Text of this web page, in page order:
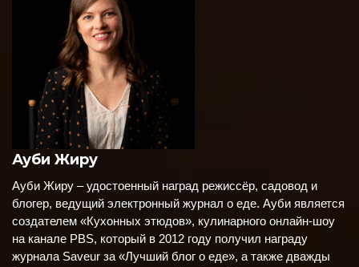
Ауби Жиру
Ауби Жиру – удостоенный наград режиссёр, садовод и
блогер, ведущий электронный журнал о еде. Ауби является
создателем «Кухонных этюдов», кулинарного онлайн-шоу
на канале PBS, который в 2012 году получил награду
журнала Saveur за «Лучший блог о еде», а также дважды